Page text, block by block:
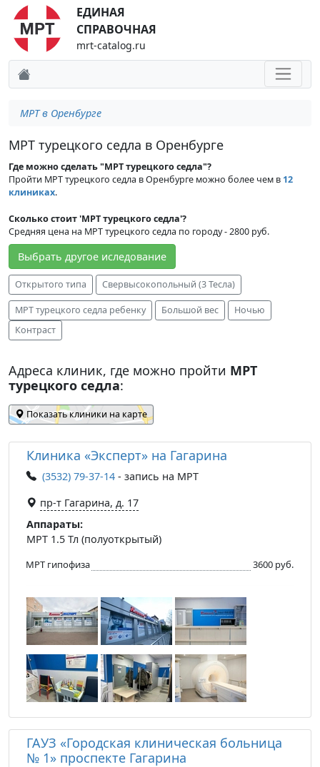
ЕДИНАЯ
СПРАВОЧНАЯ
mrt-catalog.ru
МРТ в Оренбурге
МРТ турецкого седла в Оренбурге
Где можно сделать "МРТ турецкого седла"?
Пройти МРТ турецкого седла в Оренбурге можно более чем в 12
клиниках.
Сколько стоит 'МРТ турецкого седла'?
Средняя цена на МРТ турецкого седла по городу - 2800 руб.
Выбрать другое иследование
Открытого типа Свервысокопольный (3 Тесла)
МРТ турецкого седла ребенку Большой вес
Ночью
Контраст
Адреса клиник, где можно пройти МРТ
турецкого седла:
Показать клиники на карте
Клиника «Эксперт» на Гагарина
(3532) 79-37-14 - запись на МРТ
пр-т Гагарина, д. 17
Аппараты:
МРТ 1.5 Тл (полуоткрытый)
МРТ гипофиза 3600 руб.
ГАУЗ «Городская клиническая больница
№ 1» проспекте Гагарина